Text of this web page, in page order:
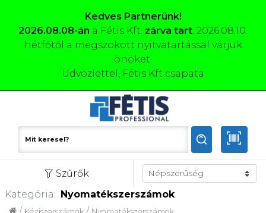
Kedves Partnerünk!
2026.08.08-án a Fétis Kft. zárva tart. 2026.08.10.
hétfőtől a megszokott nyitvatartással várjuk
önöket.
Üdvözlettel, Fétis Kft csapata
Szűrők
Kategória: Nyomatékszerszámok